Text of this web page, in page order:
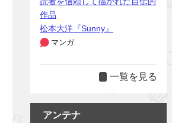
作品
松本大洋『Sunny』
マンガ
一覧を見る
アンテナ